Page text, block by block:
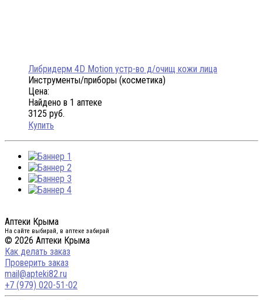
Либридерм 4D Motion устр-во д/очищ кожи лица
Инструменты/приборы (косметика)
Цена:
Найдено в 1 аптеке
3125 руб.
Купить
Аптеки Крыма
На сайте выбирай, в аптеке забирай
© 2026 Аптеки Крыма
Как делать заказ
Проверить заказ
mail@apteki82.ru
+7 (979) 020-51-02